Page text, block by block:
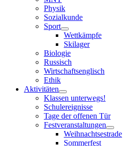
Physik
Sozialkunde
Sport
Wettkämpfe
Skilager
Biologie
Russisch
Wirtschaftsenglisch
Ethik
Aktivitäten
Klassen unterwegs!
Schulereignisse
Tage der offenen Tür
Festveranstaltungen
Weihnachtsestrade
Sommerfest